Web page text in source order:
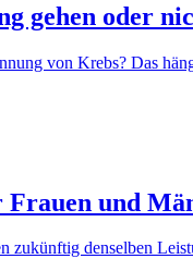
gehen oder
von Krebs? Das
und
zukünftig denselben